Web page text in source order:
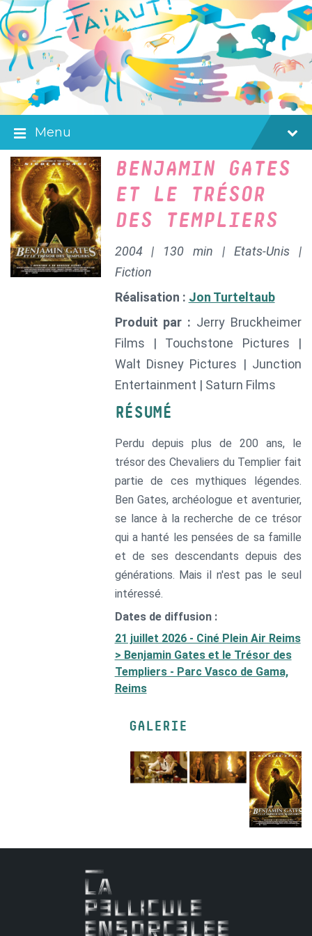
Skip
to
content
Skip
to
main
navigation
Skip
to
footer
Menu
BENJAMIN GATES
ET LE TRÉSOR
DES TEMPLIERS
2004 | 130 min | Etats-Unis |
Fiction
Réalisation : Jon Turteltaub
Produit par : Jerry Bruckheimer
Films | Touchstone Pictures |
Walt Disney Pictures | Junction
Entertainment | Saturn Films
RÉSUMÉ
Perdu depuis plus de 200 ans, le
trésor des Chevaliers du Templier fait
partie de ces mythiques légendes.
Ben Gates, archéologue et aventurier,
se lance à la recherche de ce trésor
qui a hanté les pensées de sa famille
et de ses descendants depuis des
générations. Mais il n'est pas le seul
intéressé.
Dates de diffusion :
21 juillet 2026 - Ciné Plein Air Reims
> Benjamin Gates et le Trésor des
Templiers - Parc Vasco de Gama,
Reims
GALERIE